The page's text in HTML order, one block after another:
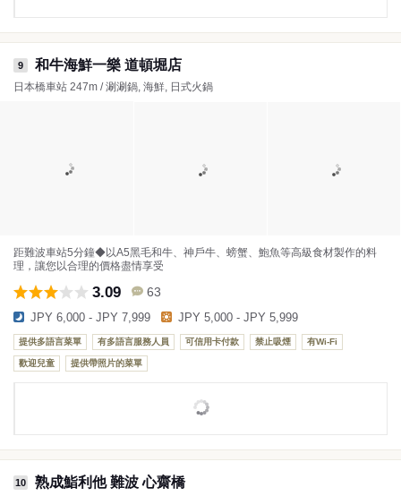
9 和牛海鮮一樂 道頓堀店
日本橋車站 247m / 涮涮鍋, 海鮮, 日式火鍋
距難波車站5分鐘◆以A5黑毛和牛、神戶牛、螃蟹、鮑魚等高級食材製作的料
理，讓您以合理的價格盡情享受
3.09 63
JPY 6,000 - JPY 7,999 JPY 5,000 - JPY 5,999
提供多語言菜單 有多語言服務人員 可信用卡付款 禁止吸煙 有Wi-Fi
歡迎兒童 提供帶照片的菜單
10 熟成鮨利他 難波 心齋橋